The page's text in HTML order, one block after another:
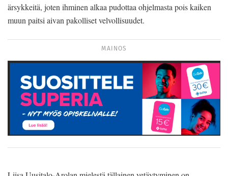
ärsykkeitä, joten ihminen alkaa pudottaa ohjelmasta pois kaiken
muun paitsi aivan pakolliset velvollisuudet.
MAINOS